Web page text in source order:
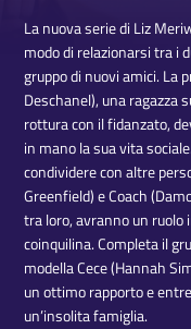
La nuova serie di Liz
modo di relazionarsi tra i
gruppo di nuovi amici. La
Deschanel), una ragazza
rottura con il fidanzato,
in mano la sua vita
condividere con altre
Greenfield) e Coach
tra loro, avranno un
coinquilina. Completa il
modella Cece (Hannah
un ottimo rapporto e
un’insolita famiglia.